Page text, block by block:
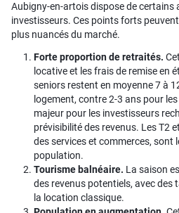
Aubigny-en-artois dispose de certains
investisseurs. Ces points forts
plus nuancés du marché.
Forte proportion de retraités.
locative et les frais de remise en
seniors restent en moyenne 7 à
logement, contre 2-3 ans pour
majeur pour les investisseurs
prévisibilité des revenus. Les T2
des services et commerces, sont
population.
Tourisme balnéaire. La saison
des revenus potentiels, avec
la location classique.